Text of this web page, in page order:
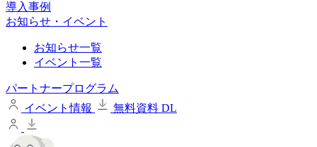
導入事例
お知らせ・イベント
お知らせ一覧
イベント一覧
パートナープログラム
イベント情報
無料資料 DL